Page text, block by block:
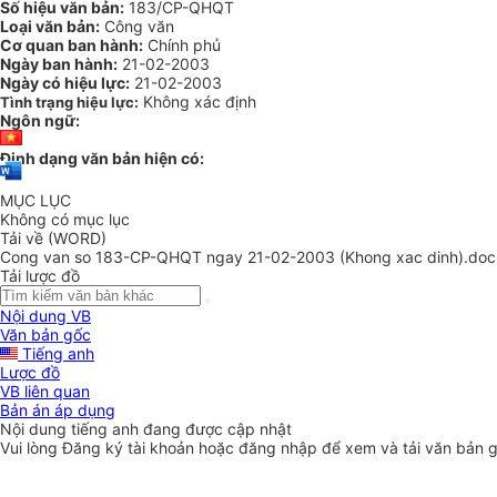
Số hiệu văn bản: 183/CP-QHQT
Loại văn bản: Công văn
Cơ quan ban hành: Chính phủ
Ngày ban hành: 21-02-2003
Ngày có hiệu lực: 21-02-2003
Tình trạng hiệu lực: Không xác định
Ngôn ngữ:
Định dạng văn bản hiện có:
MỤC LỤC
Không có mục lục
Tải về (WORD)
Cong van so 183-CP-QHQT ngay 21-02-2003 (Khong xac dinh).doc
Tải lược đồ
Nội dung VB
Văn bản gốc
Tiếng anh
Lược đồ
VB liên quan
Bản án áp dụng
Nội dung tiếng anh đang được cập nhật
Vui lòngĐăng ký tài khoản hoặc đăng nhập để xem và tải văn bản